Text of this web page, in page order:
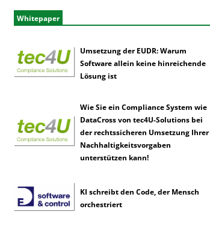
Whitepaper
Umsetzung der EUDR: Warum
Software allein keine hinreichende
Lösung ist
Wie Sie ein Compliance System wie
DataCross von tec4U-Solutions bei
der rechtssicheren Umsetzung Ihrer
Nachhaltigkeitsvorgaben
unterstützen kann!
KI schreibt den Code, der Mensch
orchestriert